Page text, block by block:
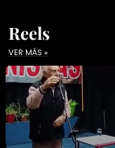
Reels
VER MÁS »